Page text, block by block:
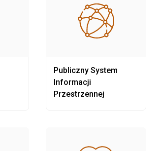
Publiczny System
Informacji
Przestrzennej